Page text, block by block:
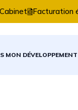
Comptable
Cabinet Facturation
MON DÉVELOPPEMENT